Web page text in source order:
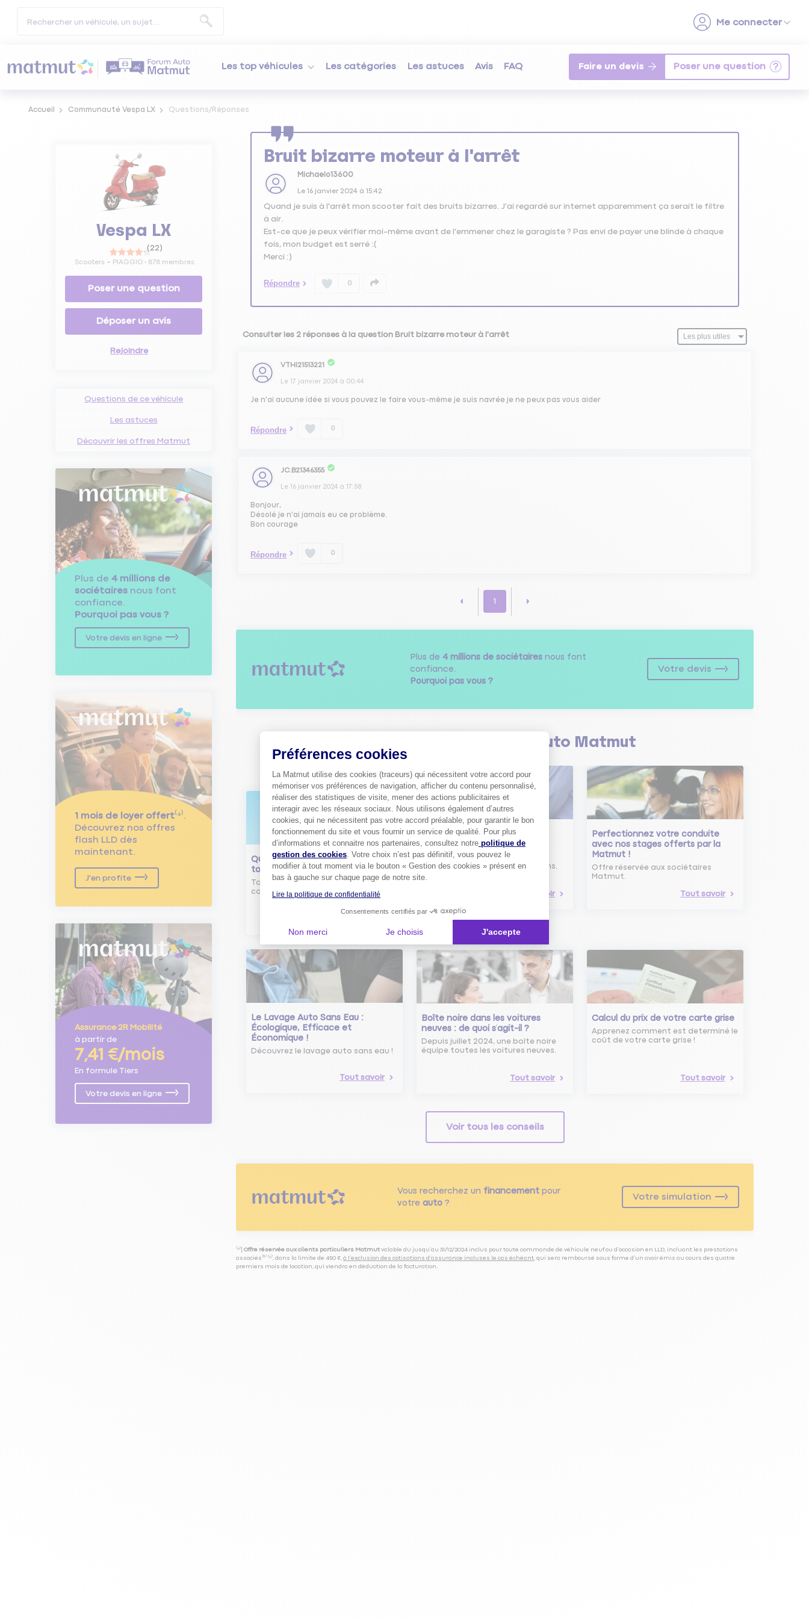
Les top véhicules Les catégories Les astuces Avis FAQ Faire un devis
Accueil Communauté Vespa LX Questions/Réponses
Vespa LX
(22)
Scooters PIAGGIO- 878membres
Poser une question
Déposer un avis
Rejoindre
Questions de ce véhicule
Les astuces
Découvrir les offres Matmut
Plus de 4 millions de
sociétaires nous font
confiance.
Pourquoi pas vous ?
Votre devis en ligne
1 mois de loyer offert⁽⁴⁾.
Découvrez nos offres
flash LLD dès
maintenant.
J'en profite
Assurance 2R Mobilité
à partir de
7,41 €/mois
En formule Tiers
Votre devis en ligne
Bruit bizarre moteur à l'arrêt
Michaelo13600
Le 16 janvier 2024à 15:42
Quand je suis à l'arrêt mon scooter fait des bruits bizarres. J'ai regardé sur internet apparemment ça serait le filtre
à air.
Est-ce que je peux vérifier moi-même avant de l'emmener chez le garagiste ? Pas envi de payer une blinde à chaque
fois, mon budget est serré :(
Merci :)
Répondre 0
Consulter les 2 réponses à la question Bruit bizarre moteur à l'arrêt
VTHI21513221
Le 17 janvier 2024 à 00:44
Je n'ai aucune idée si vous pouvez le faire vous-même je suis navrée je ne peux pas vous aider
Répondre 0
JC.B21346355
Le 16 janvier 2024 à 17:58
Bonjour,
Désolé je n'ai jamais eu ce problème.
Bon courage
Répondre 0
1
Plus de 4 millions de sociétairesnous font
confiance.
Pourquoi pas vous ?
Votre devis
Auto Matmut
Qu'est-ce que le nouveau radar
tourelle ?
Tout savoir sur le radar tourelle et
comment éviter les infractions.
Comment bien choisir son
assurance auto ?
Conseils pour choisir la meilleure
assurance auto selon vos besoins.
Tout savoir
Perfectionnez votre conduite
avec nos stages offerts par la
Matmut !
Offre réservée aux sociétaires
Matmut.
Tout savoir
Le Lavage Auto Sans Eau :
Écologique, Efficace et
Économique !
Découvrez le lavage auto sans eau !
Tout savoir
Boîte noire dans les voitures
neuves : de quoi s’agit-il ?
Depuis juillet 2024, une boîte noire
équipe toutes les voitures neuves.
Tout savoir
Calcul du prix de votre carte grise
Apprenez comment est determiné le
coût de votre carte grise !
Tout savoir
Voir tous les conseils
Vous recherchez un financementpour
votre auto?
Votre simulation
⁽⁴⁾| Offre réservée aux clients particuliers Matmut valable du jusqu’au 31/12/2024 inclus pour toute commande de véhicule neuf ou d’occasion en LLD, incluant les prestations
associés⁽³⁾ ⁽⁵⁾, dans la limite de 450 €, à l’exclusion des cotisations d’assurance incluses le cas échéant , qui sera remboursé sous forme d’un avoir émis au cours des quatre
premiers mois de location, qui viendra en déduction de la facturation.
Préférences cookies
La Matmut utilise des cookies (traceurs) qui nécessitent votre accord pour
mémoriser vos préférences de navigation, afficher du contenu personnalisé,
réaliser des statistiques de visite, mener des actions publicitaires et
interagir avec les réseaux sociaux. Nous utilisons également d’autres
cookies, qui ne nécessitent pas votre accord préalable, pour garantir le bon
fonctionnement du site et vous fournir un service de qualité. Pour plus
d’informations et connaitre nos partenaires, consultez notre politique de
gestion des cookies. Votre choix n’est pas définitif, vous pouvez le
modifier à tout moment via le bouton « Gestion des cookies » présent en
bas à gauche sur chaque page de notre site.
Lire la politique de confidentialité
Consentements certifiés par
Non merci Je choisis J'accepte
Axeptio consent